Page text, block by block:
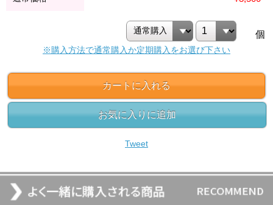
個
※購入方法で通常購入か定期購入をお選び下さい
カートに入れる
お気に入りに追加
Tweet